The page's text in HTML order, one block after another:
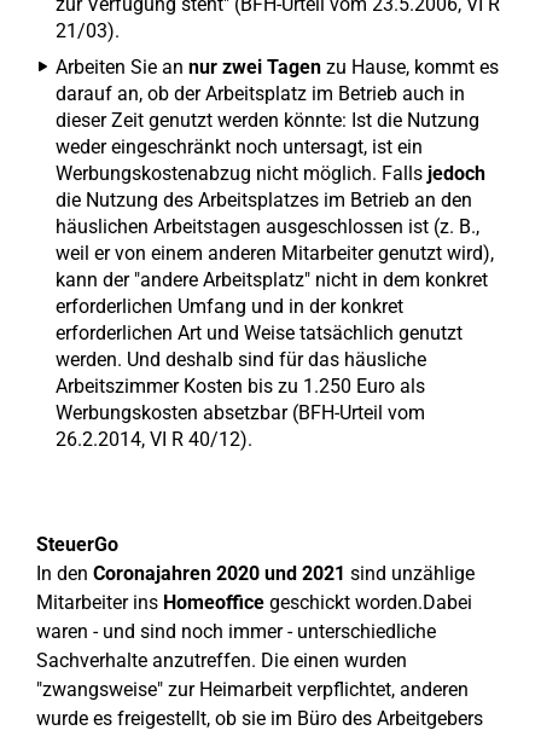
21/03).
Arbeiten Sie an nur zwei Tagen zu Hause, kommt es
darauf an, ob der Arbeitsplatz im Betrieb auch in
dieser Zeit genutzt werden könnte: Ist die Nutzung
weder eingeschränkt noch untersagt, ist ein
Werbungskostenabzug nicht möglich. Falls jedoch
die Nutzung des Arbeitsplatzes im Betrieb an den
häuslichen Arbeitstagen ausgeschlossen ist (z. B.,
weil er von einem anderen Mitarbeiter genutzt wird),
kann der "andere Arbeitsplatz" nicht in dem konkret
erforderlichen Umfang und in der konkret
erforderlichen Art und Weise tatsächlich genutzt
werden. Und deshalb sind für das häusliche
Arbeitszimmer Kosten bis zu 1.250 Euro als
Werbungskosten absetzbar (BFH-Urteil vom
26.2.2014, VI R 40/12).
SteuerGo
In den Coronajahren 2020 und 2021 sind unzählige
Mitarbeiter ins Homeoffice geschickt worden.Dabei
waren - und sind noch immer - unterschiedliche
Sachverhalte anzutreffen. Die einen wurden
"zwangsweise" zur Heimarbeit verpflichtet, anderen
wurde es freigestellt, ob sie im Büro des Arbeitgebers